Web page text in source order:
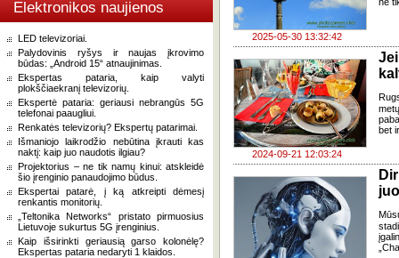
Elektronikos naujienos
LED televizoriai.
Palydovinis ryšys ir naujas įkrovimo
būdas: „Android 15“ atnaujinimas.
Ekspertas pataria, kaip valyti
plokščiaekranį televizorių.
Ekspertė pataria: geriausi nebrangūs 5G
telefonai paaugliui.
Renkatės televizorių? Ekspertų patarimai.
Išmaniojo laikrodžio nebūtina įkrauti kas
naktį: kaip juo naudotis ilgiau?
Projektorius – ne tik namų kinui: atskleidė
šio įrenginio panaudojimo būdus.
Ekspertai patarė, į ką atkreipti dėmesį
renkantis monitorių.
„Teltonika Networks“ pristato pirmuosius
Lietuvoje sukurtus 5G įrenginius.
Kaip išsirinkti geriausią garso kolonėlę?
Ekspertas pataria nedaryti 1 klaidos.
2025-05-30 13:32:42
2024-09-21 12:03:24
bet